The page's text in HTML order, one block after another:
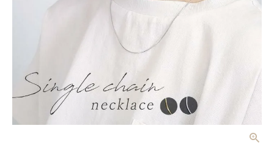
ログイン
シングルチェ
ーンネックレ